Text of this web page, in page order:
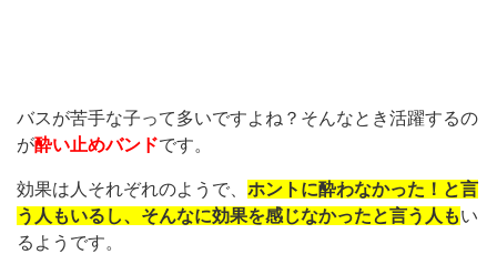
バスが苦手な子って多いですよね？そんなとき活躍するの
が酔い止めバンドです。
効果は人それぞれのようで、 ホントに酔わなかった！と言
う人もいるし、そんなに効果を感じなかったと言う人もい
るようです。